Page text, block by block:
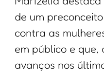
de um
contra as
em público e que,
avanços nos